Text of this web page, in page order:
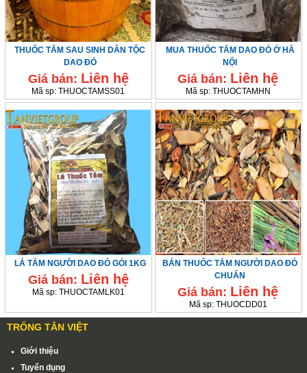
THUỐC TẮM SAU SINH DÂN TỘC
DAO ĐỎ
Giá bán: Liên hệ
Mã sp:THUOCTAMSS01
MUA THUỐC TẮM DAO ĐỎ Ở HÀ
NỘI
Giá bán: Liên hệ
Mã sp:THUOCTAMHN
LÁ TẮM NGƯỜI DAO ĐỎ GÓI 1KG
Giá bán: Liên hệ
Mã sp: THUOCTAMLK01
BÁN THUỐC TẮM NGƯỜI DAO ĐỎ
CHUẨN
Giá bán: Liên hệ
Mã sp:THUOCDD01
TRỐNG TÂN VIỆT
Giới thiệu
Tuyển dụng